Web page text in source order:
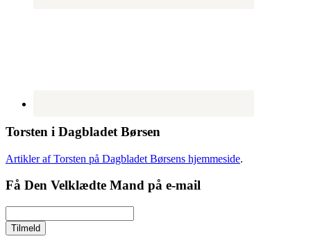
Torsten i Dagbladet Børsen
Artikler af Torsten på Dagbladet Børsens hjemmeside.
Få Den Velklædte Mand på e-mail